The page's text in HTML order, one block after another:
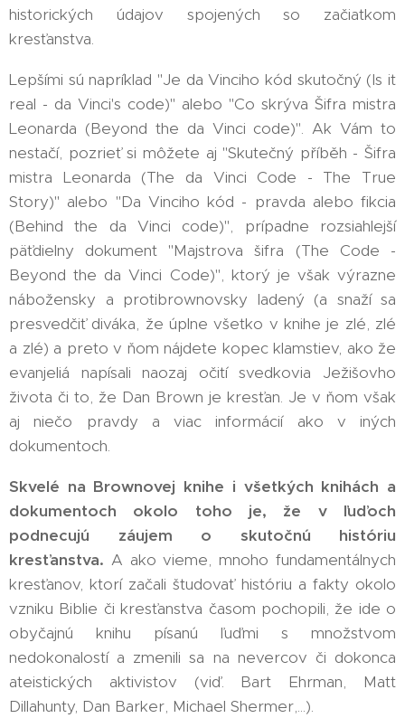
historických údajov spojených so začiatkom
kresťanstva.
Lepšími sú napríklad "Je da Vinciho kód skutočný (Is it
real - da Vinci's code)" alebo "Co skrýva Šifra mistra
Leonarda (Beyond the da Vinci code)". Ak Vám to
nestačí, pozrieť si môžete aj "Skutečný příběh - Šifra
mistra Leonarda (The da Vinci Code - The True
Story)" alebo "Da Vinciho kód - pravda alebo fikcia
(Behind the da Vinci code)", prípadne rozsiahlejší
päťdielny dokument "Majstrova šifra (The Code -
Beyond the da Vinci Code)", ktorý je však výrazne
nábožensky a protibrownovsky ladený (a snaží sa
presvedčiť diváka, že úplne všetko v knihe je zlé, zlé
a zlé) a preto v ňom nájdete kopec klamstiev, ako že
evanjeliá napísali naozaj očití svedkovia Ježišovho
života či to, že Dan Brown je kresťan. Je v ňom však
aj niečo pravdy a viac informácií ako v iných
dokumentoch.
Skvelé na Brownovej knihe i všetkých knihách a
dokumentoch okolo toho je, že v ľuďoch
podnecujú záujem o skutočnú históriu
kresťanstva. A ako vieme, mnoho fundamentálnych
kresťanov, ktorí začali študovať históriu a fakty okolo
vzniku Biblie či kresťanstva časom pochopili, že ide o
obyčajnú knihu písanú ľuďmi s množstvom
nedokonalostí a zmenili sa na nevercov či dokonca
ateistických aktivistov (viď. Bart Ehrman, Matt
Dillahunty, Dan Barker, Michael Shermer,...).